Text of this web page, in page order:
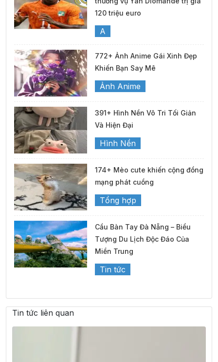
120 triệu euro
A
772+ Ảnh Anime Gái Xinh Đẹp
Khiến Bạn Say Mê
Ảnh Anime
391+ Hình Nền Vô Tri Tối Giản
Và Hiện Đại
Hình Nền
174+ Mèo cute khiến cộng đồng
mạng phát cuồng
Tổng hợp
Cầu Bàn Tay Đà Nẵng – Biểu
Tượng Du Lịch Độc Đáo Của
Miền Trung
Tin tức
Tin tức liên quan